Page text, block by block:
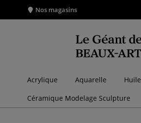
Nos magasins
Acrylique Aquarelle Huile
Céramique Modelage Sculpture